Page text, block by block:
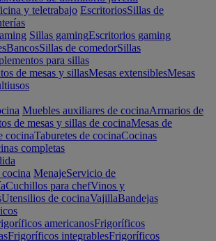
y teletrabajo EscritoriosSillas de
Sillas gamingEscritorios gaming
BancosSillas de comedorSillas
para sillas
de mesas y sillasMesas extensiblesMesas
Muebles auxiliares de cocinaArmarios de
de mesas y sillas de cocinaMesas de
cocinaTaburetes de cocinaCocinas
completas
MenajeServicio de
Cuchillos para chefVinos y
Utensilios de cocinaVajillaBandejas
americanosFrigoríficos
Frigoríficos integrablesFrigoríficos